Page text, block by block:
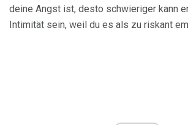
deine Angst ist, desto schwieriger kann
Intimität sein, weil du es als zu riskant